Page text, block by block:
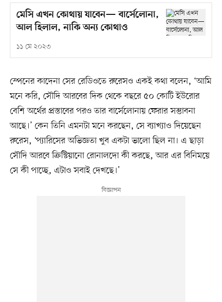
মেসি এখন কোথায় যাবেন— বার্সেলোনা,
আল হিলাল, নাকি অন্য কোথাও
১১ মে ২০২৩
স্পেনের কাদেনা সের রেডিওতে রুরেসও একই কথা বলেন, ‘আমি
মনে করি, সৌদি আরবের দিক থেকে বছরে ৫০ কোটি ইউরোর
বেশি অর্থের প্রস্তাবের পরও তার বার্সেলোনায় ফেরার সম্ভাবনা
আছে।’ কেন তিনি এমনটা মনে করছেন, সে ব্যাখ্যাও দিয়েছেন
রুরেস, ‘প্যারিসের অভিজ্ঞতা খুব একটা ভালো ছিল না। এ ছাড়া
সৌদি আরবে ক্রিস্টিয়ানো রোনালদো কী করছে, আর এর বিনিময়ে
সে কী পাচ্ছে, এটাও সবাই দেখছে।’